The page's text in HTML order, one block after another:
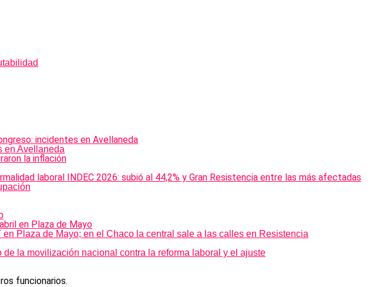
en Avellaneda
Plaza de Mayo; en el Chaco la central sale a las calles en Resistencia
la movilización nacional contra la reforma laboral y el ajuste
funcionarios.